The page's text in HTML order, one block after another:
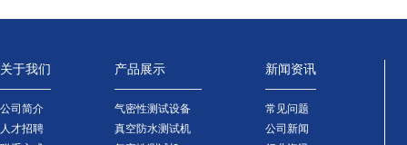
关于我们
公司简介
人才招聘
产品展示
气密性测试设备
真空防水测试机
新闻资讯
常见问题
公司新闻